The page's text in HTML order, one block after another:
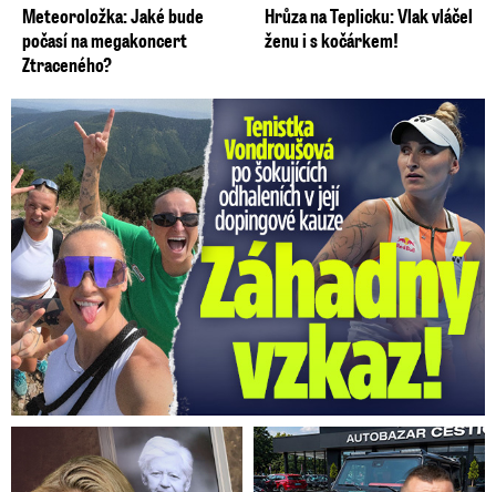
Meteoroložka: Jaké bude
počasí na megakoncert
Ztraceného?
Hrůza na Teplicku: Vlak vláčel
ženu i s kočárkem!
Vondroušová po šokujících odhaleních v kauze: Záhadný vzkaz!